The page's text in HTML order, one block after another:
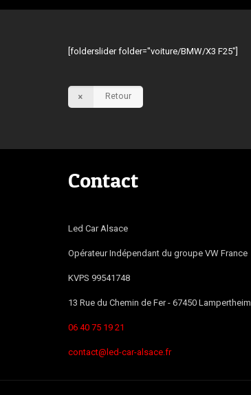
[folderslider folder="voiture/BMW/X3 F25"]
Retour
Contact
Led Car Alsace
Opérateur Indépendant du groupe VW France
KVPS 99541748
13 Rue du Chemin de Fer - 67450 Lampertheim
06 40 75 19 21
contact@led-car-alsace.fr